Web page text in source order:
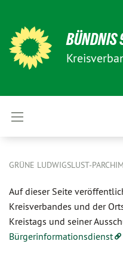
BÜNDNIS
GRÜNE LUDWIGSLUST-PARCHIM
Auf dieser Seite
Kreisverbandes und der
Kreistags und seiner
Bürgerinformationsdienst